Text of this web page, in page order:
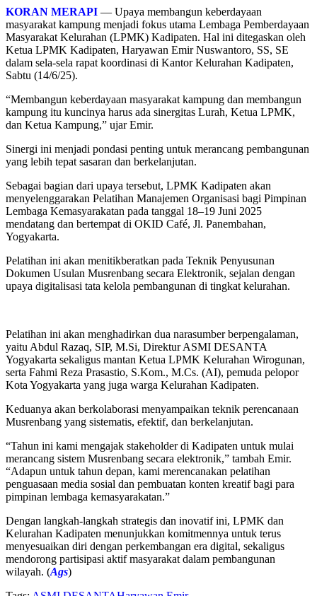
KORAN MERAPI — Upaya membangun keberdayaan
masyarakat kampung menjadi fokus utama Lembaga Pemberdayaan
Masyarakat Kelurahan (LPMK) Kadipaten. Hal ini ditegaskan oleh
Ketua LPMK Kadipaten, Haryawan Emir Nuswantoro, SS, SE
dalam sela-sela rapat koordinasi di Kantor Kelurahan Kadipaten,
Sabtu (14/6/25).
“Membangun keberdayaan masyarakat kampung dan membangun
kampung itu kuncinya harus ada sinergitas Lurah, Ketua LPMK,
dan Ketua Kampung,” ujar Emir.
Sinergi ini menjadi pondasi penting untuk merancang pembangunan
yang lebih tepat sasaran dan berkelanjutan.
Sebagai bagian dari upaya tersebut, LPMK Kadipaten akan
menyelenggarakan Pelatihan Manajemen Organisasi bagi Pimpinan
Lembaga Kemasyarakatan pada tanggal 18–19 Juni 2025
mendatang dan bertempat di OKID Café, Jl. Panembahan,
Yogyakarta.
Pelatihan ini akan menitikberatkan pada Teknik Penyusunan
Dokumen Usulan Musrenbang secara Elektronik, sejalan dengan
upaya digitalisasi tata kelola pembangunan di tingkat kelurahan.
Pelatihan ini akan menghadirkan dua narasumber berpengalaman,
yaitu Abdul Razaq, SIP, M.Si, Direktur ASMI DESANTA
Yogyakarta sekaligus mantan Ketua LPMK Kelurahan Wirogunan,
serta Fahmi Reza Prasastio, S.Kom., M.Cs. (AI), pemuda pelopor
Kota Yogyakarta yang juga warga Kelurahan Kadipaten.
Keduanya akan berkolaborasi menyampaikan teknik perencanaan
Musrenbang yang sistematis, efektif, dan berkelanjutan.
“Tahun ini kami mengajak stakeholder di Kadipaten untuk mulai
merancang sistem Musrenbang secara elektronik,” tambah Emir.
“Adapun untuk tahun depan, kami merencanakan pelatihan
penguasaan media sosial dan pembuatan konten kreatif bagi para
pimpinan lembaga kemasyarakatan.”
Dengan langkah-langkah strategis dan inovatif ini, LPMK dan
Kelurahan Kadipaten menunjukkan komitmennya untuk terus
menyesuaikan diri dengan perkembangan era digital, sekaligus
mendorong partisipasi aktif masyarakat dalam pembangunan
wilayah. (Ags)